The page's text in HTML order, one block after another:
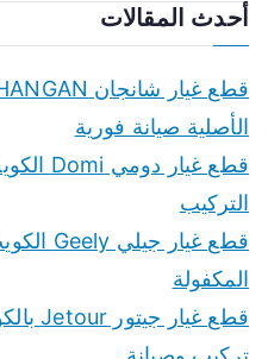
أحدث المقالات
الأصلية صيانة فورية
التركيب
المكفولة